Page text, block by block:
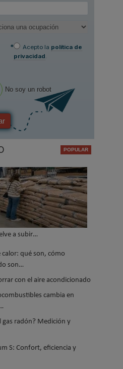
*
Acepto la política de
privacidad.
No soy un robot
a subir…
calor: qué son, cómo
son…
con el aire acondicionado
cambia en
gas radón? Medición y
S: Confort, eficiencia y